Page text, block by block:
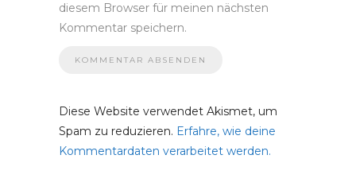
diesem Browser für meinen nächsten
Kommentar speichern.
Diese Website verwendet Akismet, um
Spam zu reduzieren. Erfahre, wie deine
Kommentardaten verarbeitet werden.